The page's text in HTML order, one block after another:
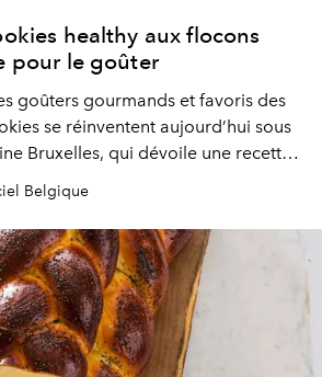
healthy aux flocons
pour le goûter
goûters gourmands et favoris des
se réinventent aujourd’hui sous
Bruxelles, qui dévoile une recette
Belgique